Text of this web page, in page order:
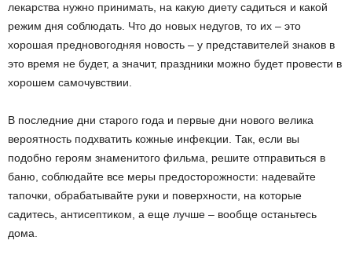
лекарства нужно принимать, на какую диету садиться и какой
режим дня соблюдать. Что до новых недугов, то их – это
хорошая предновогодняя новость – у представителей знаков в
это время не будет, а значит, праздники можно будет провести в
хорошем самочувствии.
В последние дни старого года и первые дни нового велика
вероятность подхватить кожные инфекции. Так, если вы
подобно героям знаменитого фильма, решите отправиться в
баню, соблюдайте все меры предосторожности: надевайте
тапочки, обрабатывайте руки и поверхности, на которые
садитесь, антисептиком, а еще лучше – вообще останьтесь
дома.